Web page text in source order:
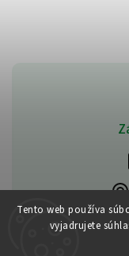
Tento web používa
vyjadrujete